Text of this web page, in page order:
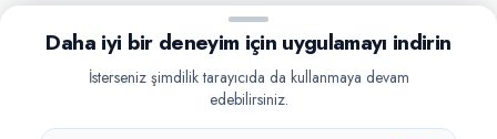
Daha iyi bir deneyim için uygulamayı indirin
İsterseniz şimdilik tarayıcıda da kullanmaya devam
edebilirsiniz.